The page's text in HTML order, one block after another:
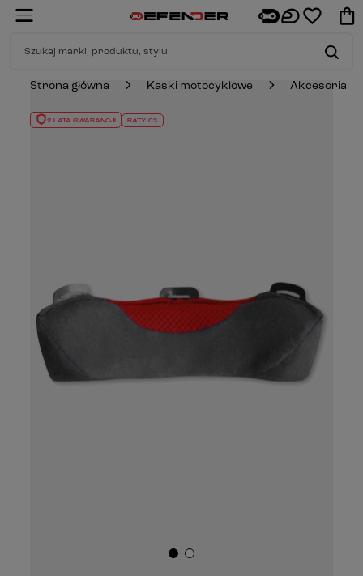
Strona główna Kaski motocyklowe Akcesoria
2 LATA GWARANCJI RATY 0%